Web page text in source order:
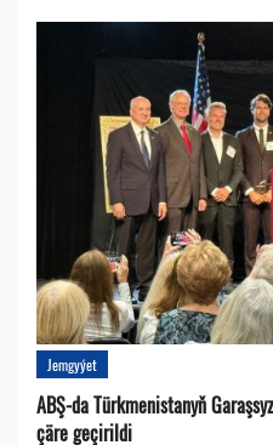
Jemgyýet
ABŞ-da Türkmenistanyň
çäre geçirildi